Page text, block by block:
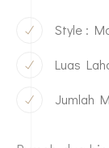
Style :
Luas
Jumlah